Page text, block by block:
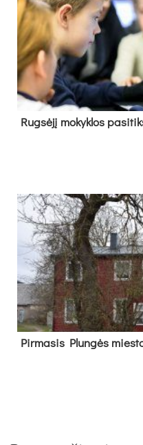
Rug­sė­jį mo­kyk­los
Pir­ma­sis Plun­gės